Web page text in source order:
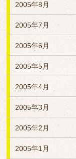
2005年8月
2005年7月
2005年6月
2005年5月
2005年4月
2005年3月
2005年2月
2005年1月